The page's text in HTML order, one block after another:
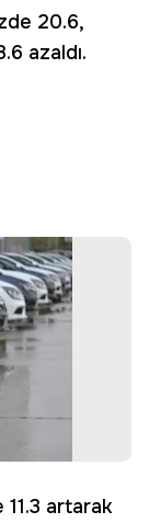
20.6,
azaldı.
11.3 artarak